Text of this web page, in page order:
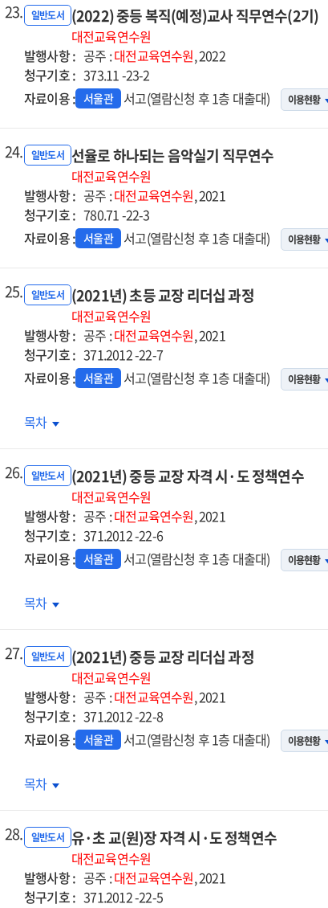
23. 일반도서 (2022) 중등 복직(예정)교사 직무연수(2기)
대전교육연수원
발행사항 : 공주 :대전교육연수원, 2022
청구기호 : 373.11 -23-2
자료이용 : 서울관 서고(열람신청 후 1층 대출대) 이용현황
24. 일반도서 선율로 하나되는 음악실기 직무연수
대전교육연수원
발행사항 : 공주 :대전교육연수원, 2021
청구기호 : 780.71 -22-3
자료이용 : 서울관 서고(열람신청 후 1층 대출대) 이용현황
25. 일반도서 (2021년) 초등 교장 리더십 과정
대전교육연수원
발행사항 : 공주 :대전교육연수원, 2021
청구기호 : 371.2012 -22-7
자료이용 : 서울관 서고(열람신청 후 1층 대출대) 이용현황
(2021년)
리더십
목차
26. 일반도서 (2021년) 중등 교장 자격 시·도 정책연수
대전교육연수원
발행사항 : 공주 :대전교육연수원, 2021
청구기호 : 371.2012 -22-6
자료이용 : 서울관 서고(열람신청 후 1층 대출대) 이용현황
(2021년)
자격
·
도
정책연수
목차
27. 일반도서 (2021년) 중등 교장 리더십 과정
대전교육연수원
발행사항 : 공주 :대전교육연수원, 2021
청구기호 : 371.2012 -22-8
자료이용 : 서울관 서고(열람신청 후 1층 대출대) 이용현황
(2021년)
리더십
목차
28. 일반도서 유·초 교(원)장 자격 시·도 정책연수
대전교육연수원
발행사항 : 공주 :대전교육연수원, 2021
청구기호 : 371.2012 -22-5